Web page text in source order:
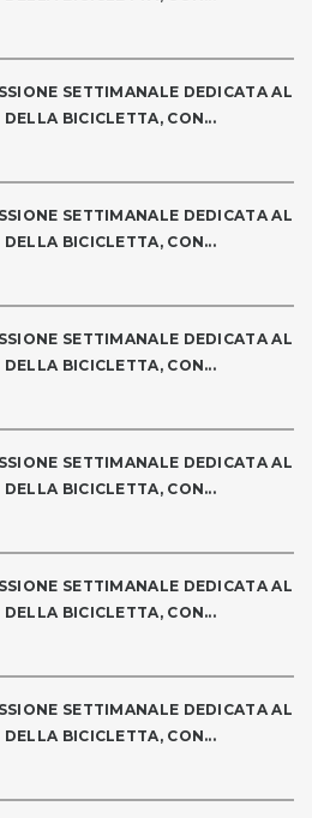
SETTIMANALE DEDICATA AL
BICICLETTA, CON...
SETTIMANALE DEDICATA AL
BICICLETTA, CON...
SETTIMANALE DEDICATA AL
BICICLETTA, CON...
SETTIMANALE DEDICATA AL
BICICLETTA, CON...
SETTIMANALE DEDICATA AL
BICICLETTA, CON...
SETTIMANALE DEDICATA AL
BICICLETTA, CON...